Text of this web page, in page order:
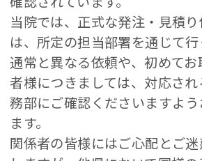
当院では、正式な発注・見積
は、所定の担当部署を通じて行
通常と異なる依頼や、初めて
者様につきましては、対応さ
務部にご確認くださいますよ
ます。
関係者の皆様にはご心配とご